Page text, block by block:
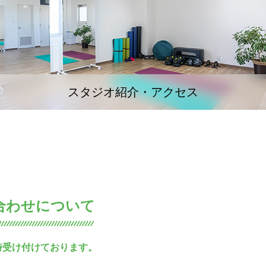
スタジオ紹介・アクセス
わせについて
け付けております。